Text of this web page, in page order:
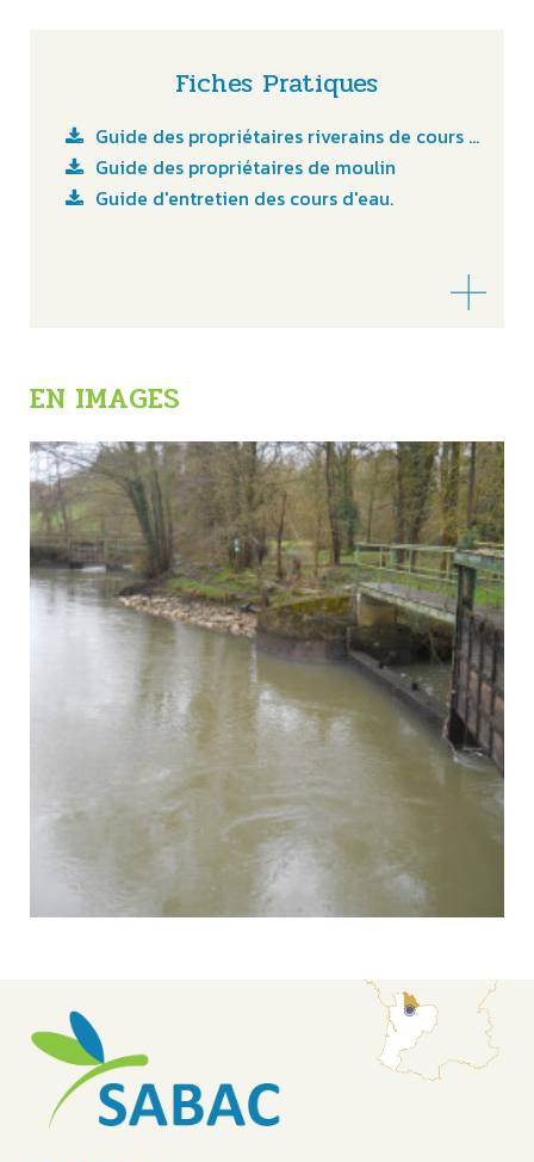
Fiches Pratiques
Guide des propriétaires riverains de cours d'eau
Guide des propriétaires de moulin
Guide d'entretien des cours d'eau.
EN IMAGES